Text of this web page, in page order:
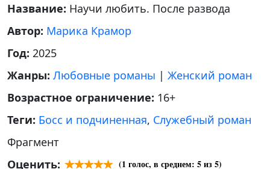
Название: Научи любить. После развода
Автор: Марика Крамор
Год: 2025
Жанры: Любовные романы | Женский роман
Возрастное ограничение: 16+
Теги: Босс и подчиненная, Служебный роман
Фрагмент
Оценить:
(1 голос, в среднем: 5из 5)